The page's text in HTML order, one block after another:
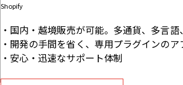
Shopify
国内・越境販売が可能。多通貨、多言
開発の手間を省く、専用プラグインの
安心・迅速なサポート体制